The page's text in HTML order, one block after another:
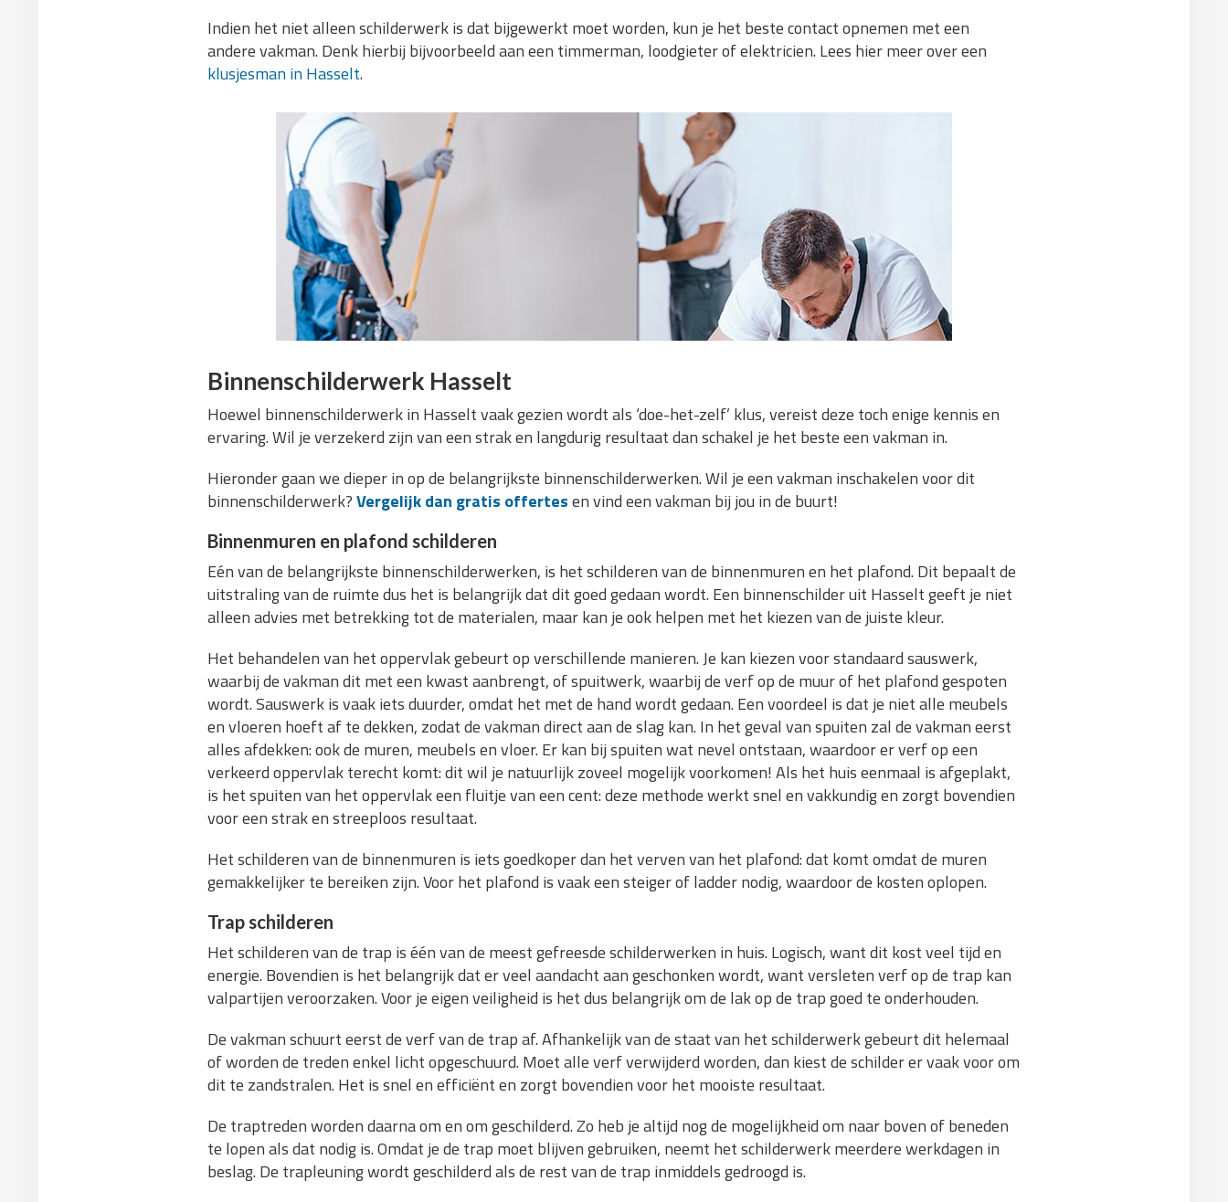
Indien het niet alleen schilderwerk is dat bijgewerkt moet worden, kun je het beste contact opnemen met een
andere vakman. Denk hierbij bijvoorbeeld aan een timmerman, loodgieter of elektricien. Lees hier meer over een
klusjesman in Hasselt.
Binnenschilderwerk Hasselt
Hoewel binnenschilderwerk in Hasselt vaak gezien wordt als ‘doe-het-zelf’ klus, vereist deze toch enige kennis en
ervaring. Wil je verzekerd zijn van een strak en langdurig resultaat dan schakel je het beste een vakman in.
Hieronder gaan we dieper in op de belangrijkste binnenschilderwerken. Wil je een vakman inschakelen voor dit
binnenschilderwerk?Vergelijk dan gratis offertesen vind een vakman bij jou in de buurt!
Binnenmuren en plafond schilderen
Eén van de belangrijkste binnenschilderwerken, is het schilderen van de binnenmuren en het plafond. Dit bepaalt de
uitstraling van de ruimte dus het is belangrijk dat dit goed gedaan wordt. Een binnenschilder uit Hasselt geeft je niet
alleen advies met betrekking tot de materialen, maar kan je ook helpen met het kiezen van de juiste kleur.
Het behandelen van het oppervlak gebeurt op verschillende manieren. Je kan kiezen voor standaard sauswerk,
waarbij de vakman dit met een kwast aanbrengt, of spuitwerk, waarbij de verf op de muur of het plafond gespoten
wordt. Sauswerk is vaak iets duurder, omdat het met de hand wordt gedaan. Een voordeel is dat je niet alle meubels
en vloeren hoeft af te dekken, zodat de vakman direct aan de slag kan. In het geval van spuiten zal de vakman eerst
alles afdekken: ook de muren, meubels en vloer. Er kan bij spuiten wat nevel ontstaan, waardoor er verf op een
verkeerd oppervlak terecht komt: dit wil je natuurlijk zoveel mogelijk voorkomen! Als het huis eenmaal is afgeplakt,
is het spuiten van het oppervlak een fluitje van een cent: deze methode werkt snel en vakkundig en zorgt bovendien
voor een strak en streeploos resultaat.
Het schilderen van de binnenmuren is iets goedkoper dan het verven van het plafond: dat komt omdat de muren
gemakkelijker te bereiken zijn. Voor het plafond is vaak een steiger of ladder nodig, waardoor de kosten oplopen.
Trap schilderen
Het schilderen van de trap is één van de meest gefreesde schilderwerken in huis. Logisch, want dit kost veel tijd en
energie. Bovendien is het belangrijk dat er veel aandacht aan geschonken wordt, want versleten verf op de trap kan
valpartijen veroorzaken. Voor je eigen veiligheid is het dus belangrijk om de lak op de trap goed te onderhouden.
De vakman schuurt eerst de verf van de trap af. Afhankelijk van de staat van het schilderwerk gebeurt dit helemaal
of worden de treden enkel licht opgeschuurd. Moet alle verf verwijderd worden, dan kiest de schilder er vaak voor om
dit te zandstralen. Het is snel en efficiënt en zorgt bovendien voor het mooiste resultaat.
De traptreden worden daarna om en om geschilderd. Zo heb je altijd nog de mogelijkheid om naar boven of beneden
te lopen als dat nodig is. Omdat je de trap moet blijven gebruiken, neemt het schilderwerk meerdere werkdagen in
beslag. De trapleuning wordt geschilderd als de rest van de trap inmiddels gedroogd is.